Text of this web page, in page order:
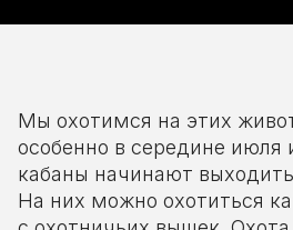
Мы охотимся на этих
особенно в середине июля
кабаны начинают
На них можно охотиться